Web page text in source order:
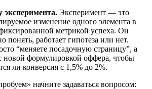
эксперимента. Эксперимент — это
изменение одного элемента в
метрикой успеха. Он
понять, работает гипотеза или нет.
“меняете посадочную страницу”, а
новой формулировкой оффера, чтобы
ли конверсия с 1,5% до 2%.
начните задаваться вопросом: